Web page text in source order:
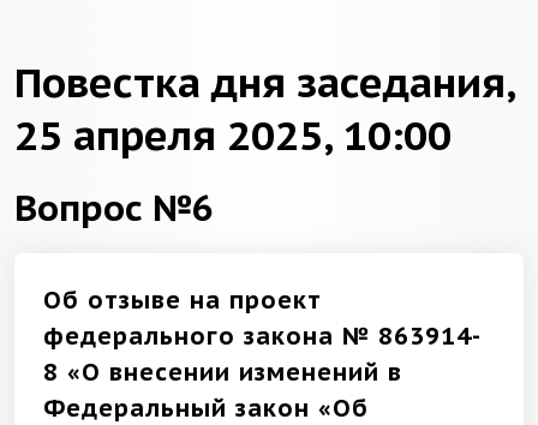
Повестка дня заседания,
25 апреля 2025, 10:00
Вопрос №6
Об отзыве на проект
федерального закона № 863914-
8 «О внесении изменений в
Федеральный закон «Об